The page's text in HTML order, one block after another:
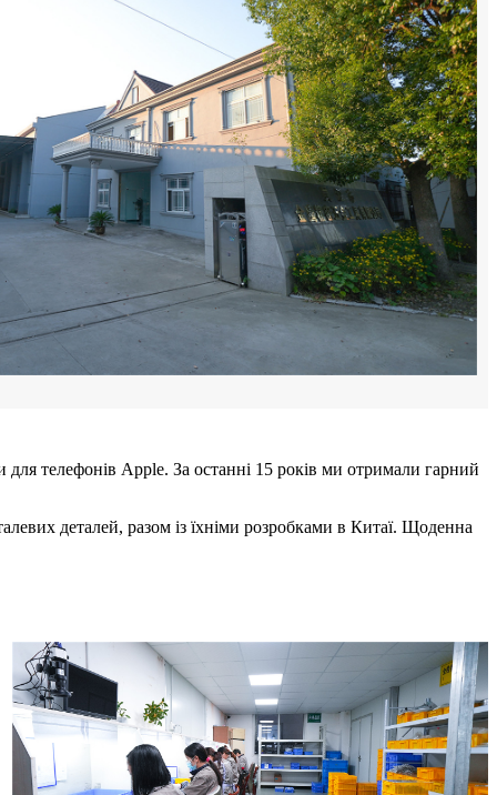
телефонів Apple. За останні 15 років ми отримали гарний
деталей, разом із їхніми розробками в Китаї. Щоденна